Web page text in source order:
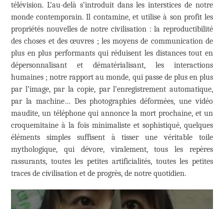
télévision. L’au-delà s’introduit dans les interstices de notre
monde contemporain. Il contamine, et utilise à son profit les
propriétés nouvelles de notre civilisation : la reproductibilité
des choses et des œuvres ; les moyens de communication de
plus en plus performants qui réduisent les distances tout en
dépersonnalisant et dématérialisant, les interactions
humaines ; notre rapport au monde, qui passe de plus en plus
par l’image, par la copie, par l’enregistrement automatique,
par la machine… Des photographies déformées, une vidéo
maudite, un téléphone qui annonce la mort prochaine, et un
croquemitaine à la fois minimaliste et sophistiqué, quelques
éléments simples suffisent à tisser une véritable toile
mythologique, qui dévore, viralement, tous les repères
rassurants, toutes les petites artificialités, toutes les petites
traces de civilisation et de progrès, de notre quotidien.